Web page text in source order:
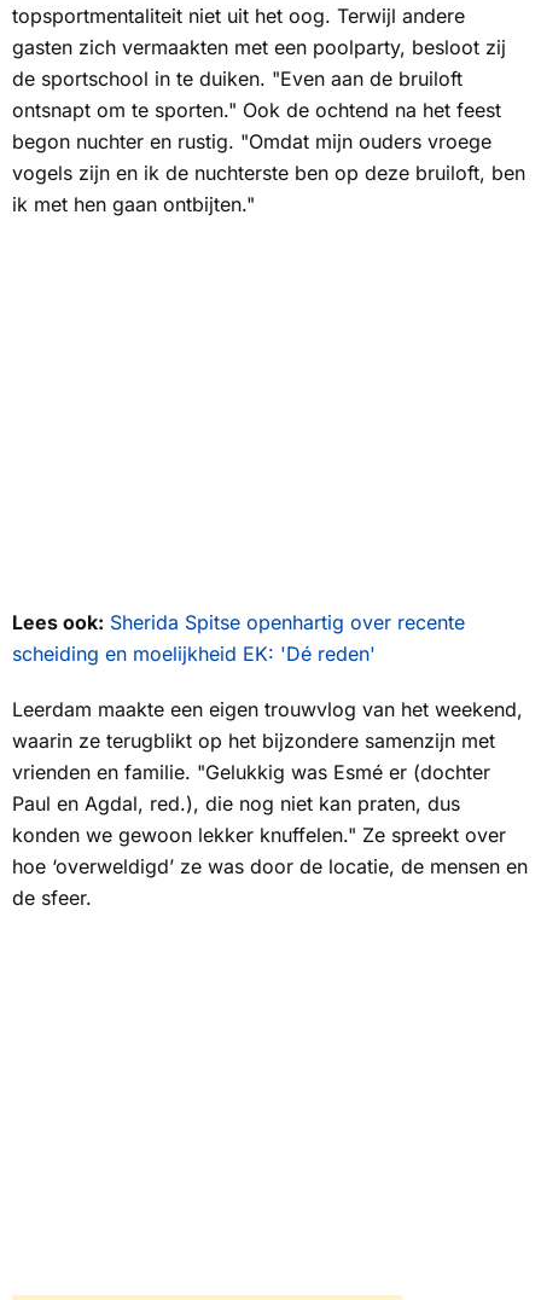
topsportmentaliteit niet uit het oog. Terwijl andere
gasten zich vermaakten met een poolparty, besloot zij
de sportschool in te duiken. "Even aan de bruiloft
ontsnapt om te sporten." Ook de ochtend na het feest
begon nuchter en rustig. "Omdat mijn ouders vroege
vogels zijn en ik de nuchterste ben op deze bruiloft, ben
ik met hen gaan ontbijten."
Lees ook: Sherida Spitse openhartig over recente
scheiding en moelijkheid EK: 'Dé reden'
Leerdam maakte een eigen trouwvlog van het weekend,
waarin ze terugblikt op het bijzondere samenzijn met
vrienden en familie. "Gelukkig was Esmé er (dochter
Paul en Agdal, red.), die nog niet kan praten, dus
konden we gewoon lekker knuffelen." Ze spreekt over
hoe ‘overweldigd’ ze was door de locatie, de mensen en
de sfeer.